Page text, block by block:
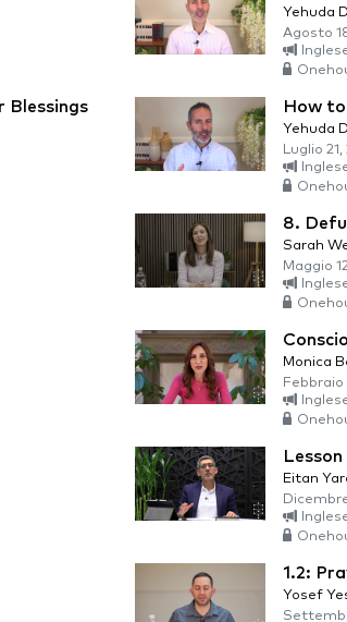
Yehuda
Agosto
Blessings How
Yehuda
Luglio 21,
8.
Sarah
Maggio
Monica
Febbraio
Eitan
1.2:
Yosef